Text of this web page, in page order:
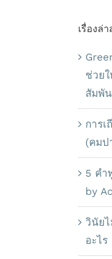
เรื่องล่
ช่วย
สัมพั
การ
(คมป
5 คำ
by
วินัย
อะไ